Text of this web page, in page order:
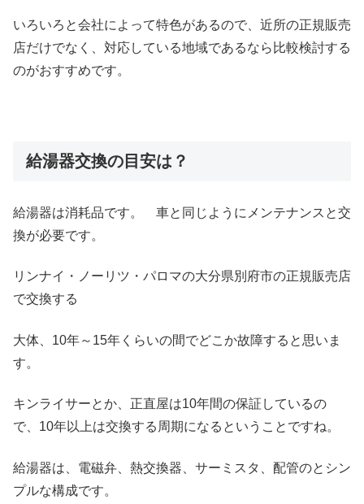
いろいろと会社によって特色があるので、近所の正規販売
店だけでなく、対応している地域であるなら比較検討する
のがおすすめです。
給湯器交換の目安は？
給湯器は消耗品です。 車と同じようにメンテナンスと交
換が必要です。
リンナイ・ノーリツ・パロマの大分県別府市の正規販売店
で交換する
大体、10年～15年くらいの間でどこか故障すると思いま
す。
キンライサーとか、正直屋は10年間の保証しているの
で、10年以上は交換する周期になるということですね。
給湯器は、電磁弁、熱交換器、サーミスタ、配管のとシン
プルな構成です。